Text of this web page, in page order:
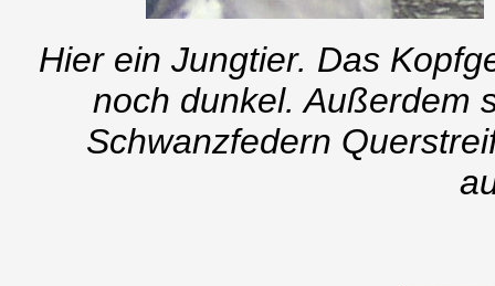
Hier ein Jungtier. Das
noch dunkel. Außerdem
Schwanzfedern